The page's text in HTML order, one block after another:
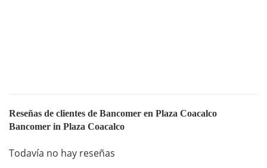
Reseñas de clientes de Bancomer en Plaza Coacalco
Bancomer in Plaza Coacalco
Todavía no hay reseñas